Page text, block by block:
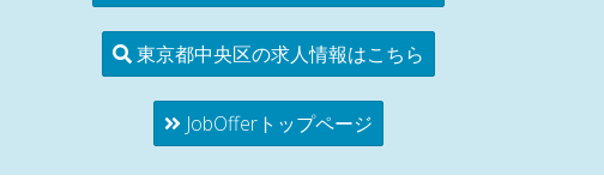
東京都中央区の求人情報はこちら
JobOfferトップページ